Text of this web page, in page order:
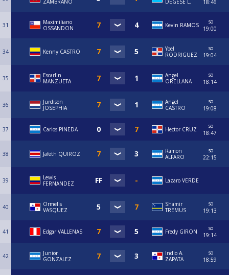
ZAMBRANO
DEGESE L.
18:46
31
Maximiliano
OSSANDON
Kevin RAMOS
so
19:00
34 Kenny CASTRO
Yoel
RODRIGUEZ
so
19:04
35
Escarlin
MANZUETA
Angel
ORELLANA
so
18:14
36
Jurdison
JOSEPHIA
Angel
CASTRO
so
19:08
37 Carlos PINEDA Hector CRUZ
so
18:47
38 Jafeth QUIROZ
Ramon
ALFARO
so
22:15
39
Lewis
FERNANDEZ
Lazaro VERDE
40
Ormelis
VASQUEZ
Shamir
TREMUS
so
19:13
41 Edgar VALLENAS Fredy GIRON
so
19:14
42
Junior
GONZALEZ
Indio A.
ZAPATA
so
18:59